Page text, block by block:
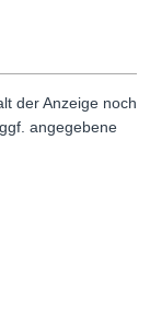
der Anzeige noch
angegebene